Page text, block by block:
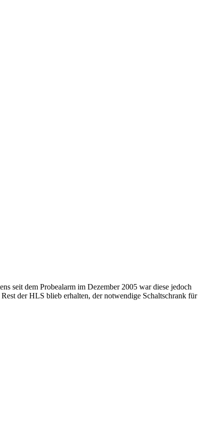
seit dem Probealarm im Dezember 2005 war diese jedoch
der HLS blieb erhalten, der notwendige Schaltschrank für